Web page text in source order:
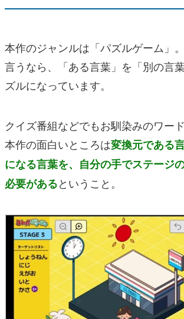
本作のジャンルは「パズルゲーム」
言うなら、「ある言葉」を「別の言
ズルになっています。
クイズ番組などでもお馴染みのワー
本作の面白いところは変換元である
になる言葉を、自分の手でステージ
必要があるということ。